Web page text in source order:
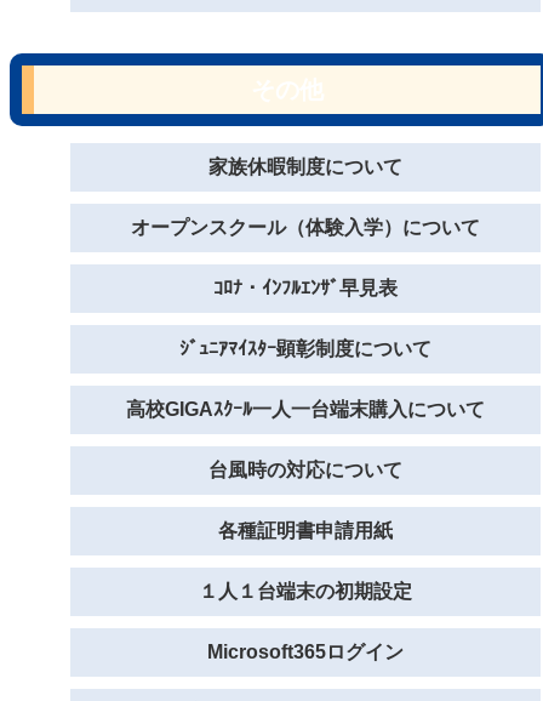
家族休暇制度について
オープンスクール（体験入学）について
ｺﾛﾅ・ｲﾝﾌﾙｴﾝｻﾞ早見表
ｼﾞｭﾆｱﾏｲｽﾀｰ顕彰制度について
高校GIGAｽｸｰﾙ一人一台端末購入について
台風時の対応について
各種証明書申請用紙
１人１台端末の初期設定
Microsoft365ログイン